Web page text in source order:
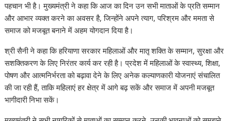
पहचान भी है। मुख्यमंत्री ने कहा कि आज का दिन उन सभी माताओं के प्रति सम्मान
और आभार व्यक्त करने का अवसर है, जिन्होंने अपने त्याग, परिश्रम और ममता से
समाज को मजबूत बनाने में अहम योगदान दिया है।
श्री सैनी ने कहा कि हरियाणा सरकार महिलाओं और मातृ शक्ति के सम्मान, सुरक्षा और
सशक्तिकरण के लिए निरंतर कार्य कर रही है। प्रदेश में महिलाओं के स्वास्थ्य, शिक्षा,
पोषण और आत्मनिर्भरता को बढ़ावा देने के लिए अनेक कल्याणकारी योजनाएं संचालित
की जा रही हैं, ताकि महिलाएं हर क्षेत्र में आगे बढ़ सकें और समाज में अपनी मजबूत
भागीदारी निभा सकें।